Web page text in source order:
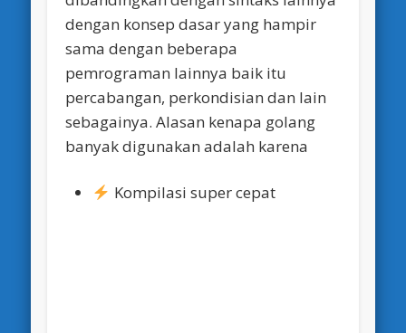
dengan konsep dasar yang hampir
sama dengan beberapa
pemrograman lainnya baik itu
percabangan, perkondisian dan lain
sebagainya. Alasan kenapa golang
banyak digunakan adalah karena
Kompilasi super cepat